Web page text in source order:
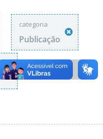
categoria
Publicação